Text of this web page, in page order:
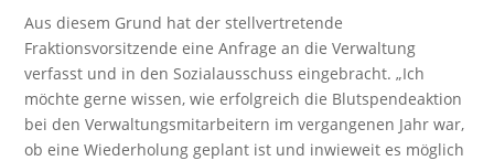
Aus diesem Grund hat der stellvertretende
Fraktionsvorsitzende eine Anfrage an die Verwaltung
verfasst und in den Sozialausschuss eingebracht. „Ich
möchte gerne wissen, wie erfolgreich die Blutspendeaktion
bei den Verwaltungsmitarbeitern im vergangenen Jahr war,
ob eine Wiederholung geplant ist und inwieweit es möglich